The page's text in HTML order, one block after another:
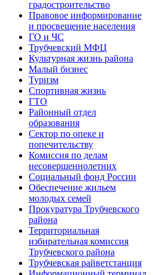
градостроительство
Правовое информирование
и просвещение населения
ГО и ЧС
Трубчевский МФЦ
Культурная жизнь района
Малый бизнес
Туризм
Спортивная жизнь
ГТО
Районный отдел
образования
Сектор по опеке и
попечительству
Комиссия по делам
несовершеннолетних
Социальный фонд России
Обеспечение жильем
молодых семей
Прокуратура Трубчевского
района
Территориальная
избирательная комиссия
Трубчевского района
Трубчевская райветстанция